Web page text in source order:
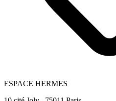
ESPACE HERMES